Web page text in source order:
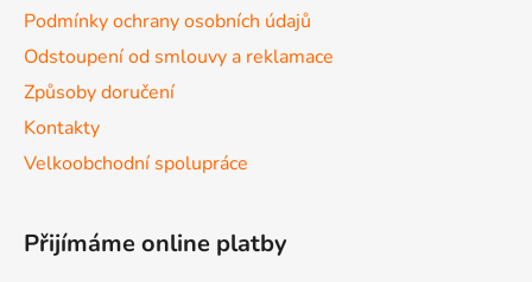
Podmínky ochrany osobních údajů
Odstoupení od smlouvy a reklamace
Způsoby doručení
Kontakty
Velkoobchodní spolupráce
Přijímáme online platby